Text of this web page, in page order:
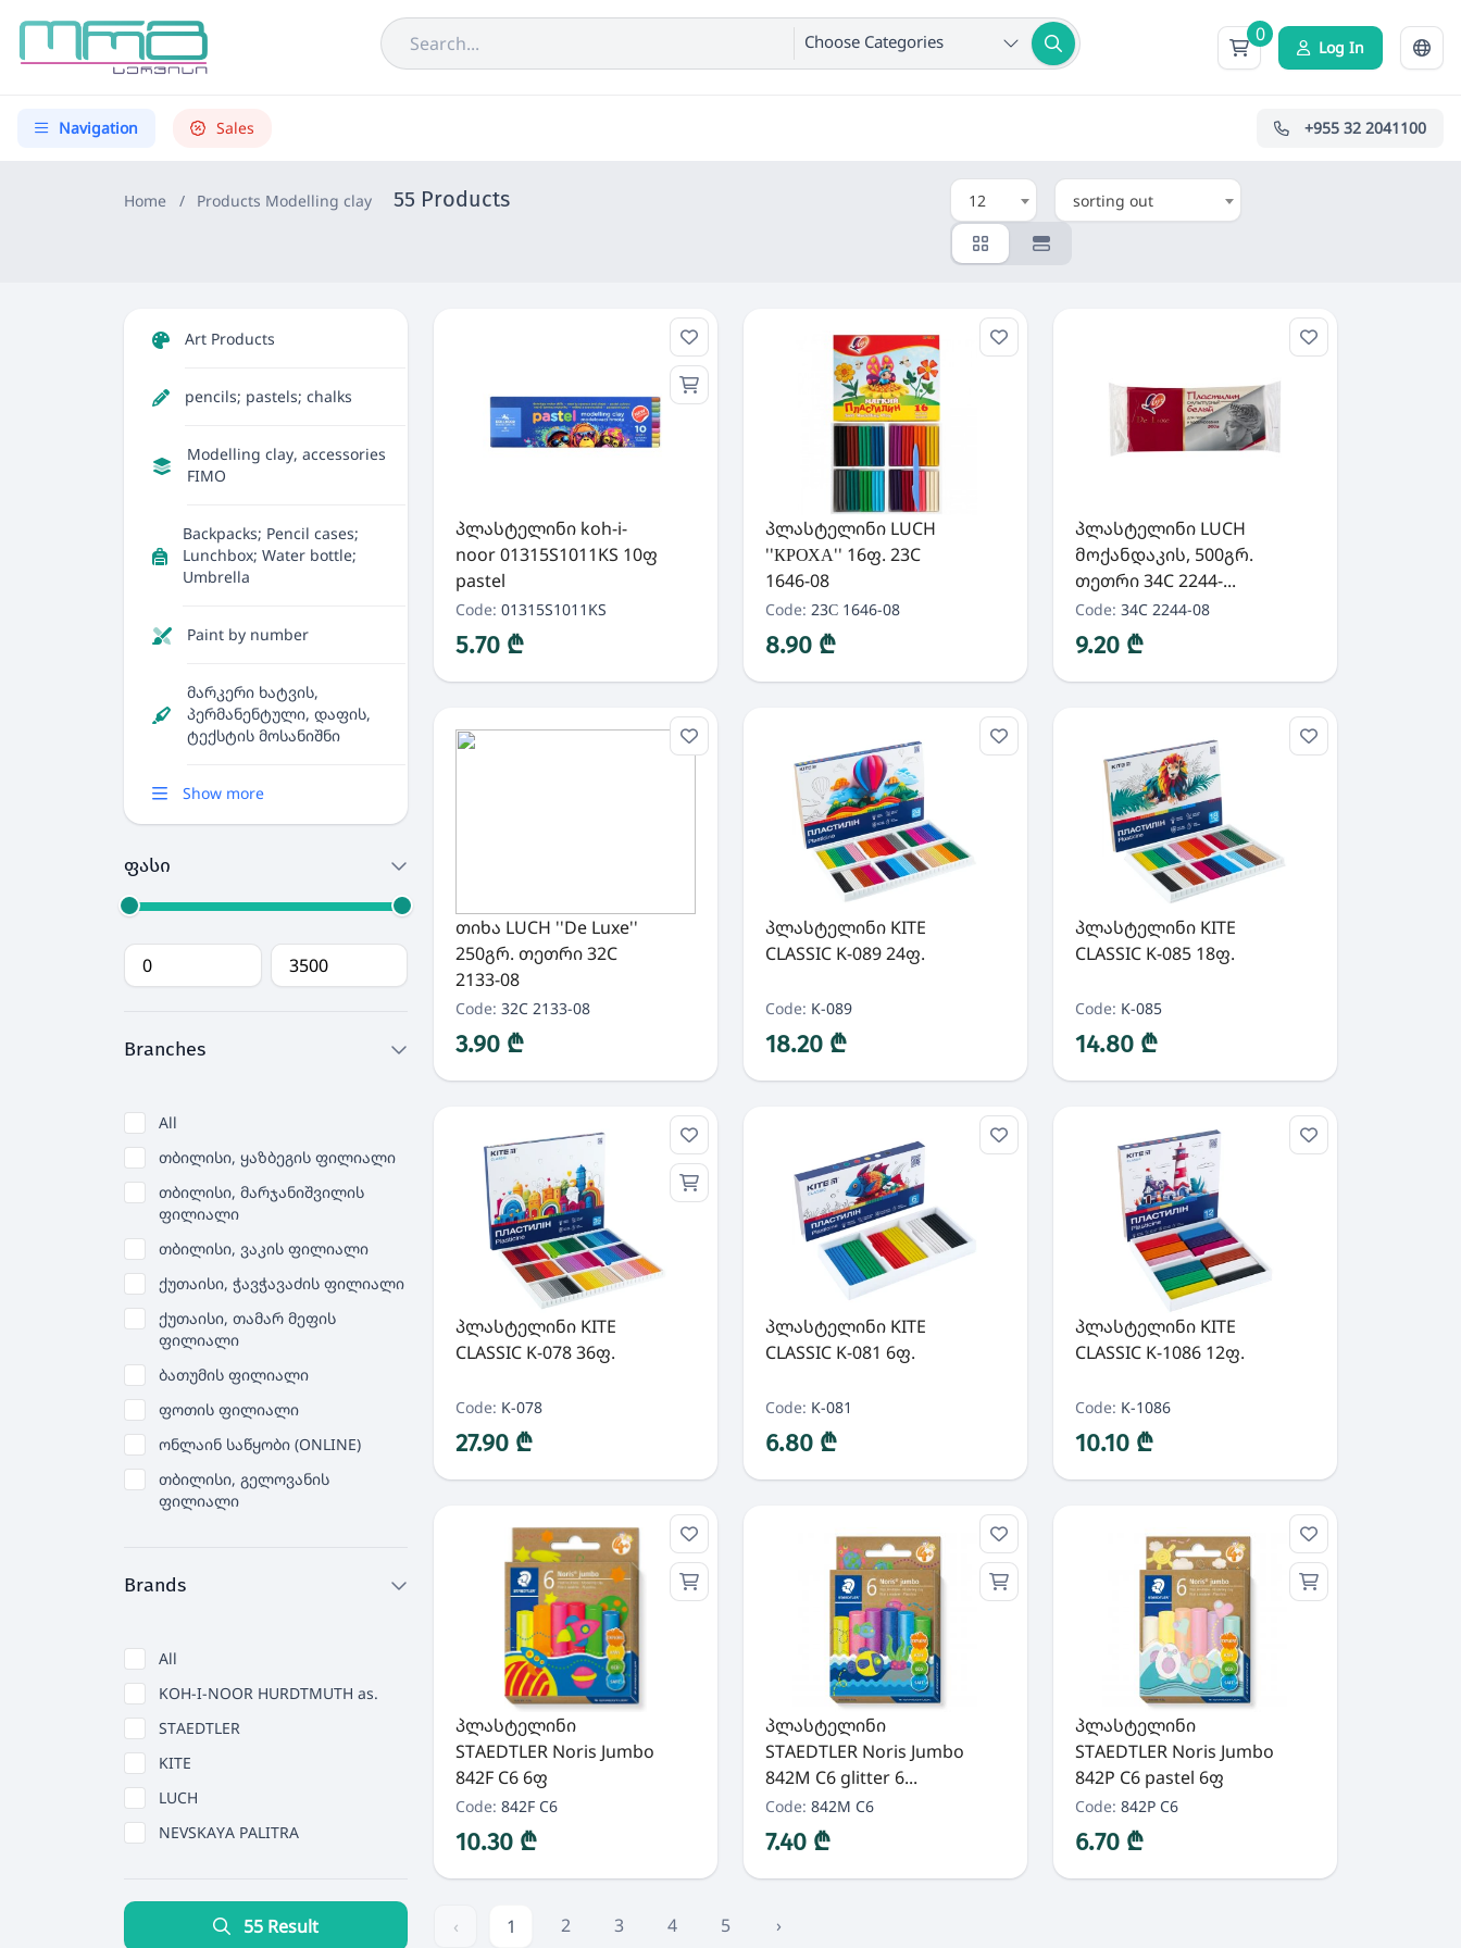
Choose Categories 0
Log In
Navigation Sales +955 32 2041100
Home / Products Modelling clay 55 Products 12 sorting out
Art Products
pencils; pastels; chalks
Modelling clay, accessories
FIMO
Backpacks; Pencil cases;
Lunchbox; Water bottle;
Umbrella
Paint by number
მარკერი ხატვის,
პერმანენტული, დაფის,
ტექსტის მოსანიშნი
Show more
ფასი
Branches
All
თბილისი, ყაზბეგის ფილიალი
თბილისი, მარჯანიშვილის
ფილიალი
თბილისი, ვაკის ფილიალი
ქუთაისი, ჭავჭავაძის ფილიალი
ქუთაისი, თამარ მეფის
ფილიალი
ბათუმის ფილიალი
ფოთის ფილიალი
ონლაინ საწყობი (ONLINE)
თბილისი, გელოვანის
ფილიალი
Brands
All
KOH-I-NOOR HURDTMUTH as.
STAEDTLER
KITE
LUCH
NEVSKAYA PALITRA
55 Result
პლასტელინი koh-i-
noor 01315S1011KS 10ფ
pastel
Code: 01315S1011KS
5.70 ₾
პლასტელინი LUCH
''КРОХА'' 16ფ. 23C
1646-08
Code: 23С 1646-08
8.90 ₾
პლასტელინი LUCH
მოქანდაკის, 500გრ.
თეთრი 34C 2244-...
Code: 34C 2244-08
9.20 ₾
თიხა LUCH ''De Luxe''
250გრ. თეთრი 32C
2133-08
Code: 32C 2133-08
3.90 ₾
პლასტელინი KITE
CLASSIC K-089 24ფ.
Code: K-089
18.20 ₾
პლასტელინი KITE
CLASSIC K-085 18ფ.
Code: K-085
14.80 ₾
პლასტელინი KITE
CLASSIC K-078 36ფ.
Code: K-078
27.90 ₾
პლასტელინი KITE
CLASSIC K-081 6ფ.
Code: K-081
6.80 ₾
პლასტელინი KITE
CLASSIC K-1086 12ფ.
Code: K-1086
10.10 ₾
პლასტელინი
STAEDTLER Noris Jumbo
842F C6 6ფ
Code: 842F C6
10.30 ₾
პლასტელინი
STAEDTLER Noris Jumbo
842M C6 glitter 6...
Code: 842M C6
7.40 ₾
პლასტელინი
STAEDTLER Noris Jumbo
842P C6 pastel 6ფ
Code: 842P C6
6.70 ₾
‹ 1 2 3 4 5 ›